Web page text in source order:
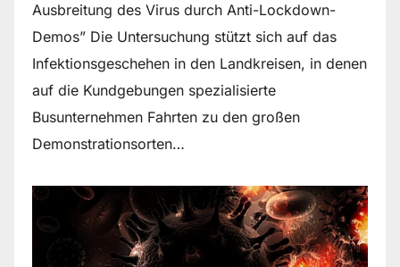
Ausbreitung des Virus durch Anti-Lockdown-
Demos” Die Untersuchung stützt sich auf das
Infektionsgeschehen in den Landkreisen, in denen
auf die Kundgebungen spezialisierte
Busunternehmen Fahrten zu den großen
Demonstrationsorten…